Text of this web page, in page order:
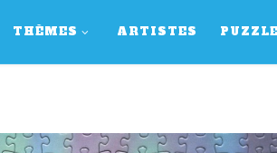
THÈMES ARTISTES